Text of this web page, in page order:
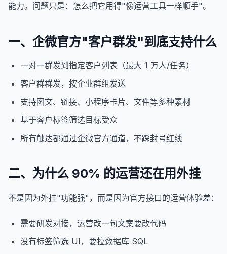
能力。问题只是：怎么把它用得"像运营工具一样顺手"。
一、企微官方"客户群发"到底支持什么
一对一群发到指定客户列表（最大 1 万人/任务）
客户群群发，按企业群组发送
支持图文、链接、小程序卡片、文件等多种素材
基于客户标签筛选目标受众
所有触达都通过企微官方通道，不踩封号红线
二、为什么 90% 的运营还在用外挂
不是因为外挂"功能强"，而是因为官方接口的运营体验差：
需要研发对接，运营改一句文案要改代码
没有标签筛选 UI，要拉数据库 SQL